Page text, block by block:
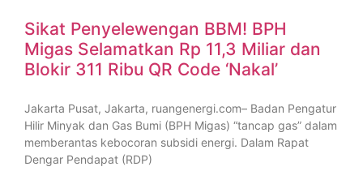
Sikat Penyelewengan BBM! BPH
Migas Selamatkan Rp 11,3 Miliar dan
Blokir 311 Ribu QR Code ‘Nakal’
Jakarta Pusat, Jakarta, ruangenergi.com– Badan Pengatur
Hilir Minyak dan Gas Bumi (BPH Migas) “tancap gas” dalam
memberantas kebocoran subsidi energi. Dalam Rapat
Dengar Pendapat (RDP)